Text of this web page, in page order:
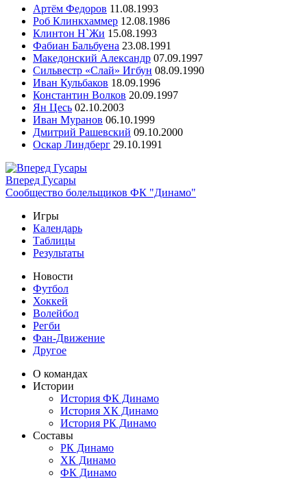
Артём Федоров 11.08.1993
Роб Клинкхаммер 12.08.1986
Клинтон Н`Жи 15.08.1993
Фабиан Бальбуена 23.08.1991
Македонский Александр 07.09.1997
Сильвестр «Слай» Игбун 08.09.1990
Иван Кульбаков 18.09.1996
Константин Волков 20.09.1997
Ян Цесь 02.10.2003
Иван Муранов 06.10.1999
Дмитрий Рашевский 09.10.2000
Оскар Линдберг 29.10.1991
Вперед Гусары
Сообщество болельщиков ФК "Динамо"
Игры
Календарь
Таблицы
Результаты
Новости
Футбол
Хоккей
Волейбол
Регби
Фан-Движение
Другое
О командах
Истории
История ФК Динамо
История ХК Динамо
История РК Динамо
Составы
РК Динамо
ХК Динамо
ФК Динамо